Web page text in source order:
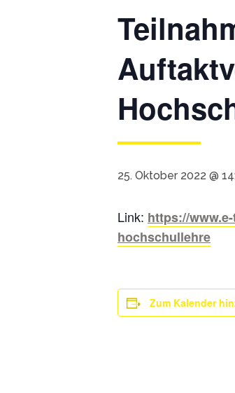
25. Oktober 2022 @
Link: https://
hochschullehre
Zum Kalender